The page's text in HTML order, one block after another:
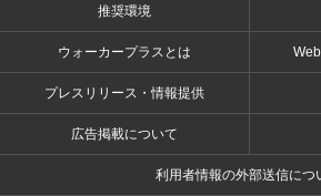
推奨環境
ウォーカープラスとは
プレスリリース・情報提供
広告掲載について
利用者情報の外部送信につ